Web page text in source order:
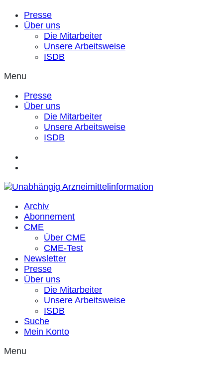
Presse
Über uns
Die Mitarbeiter
Unsere Arbeitsweise
ISDB
Menu
Presse
Über uns
Die Mitarbeiter
Unsere Arbeitsweise
ISDB
Archiv
Abonnement
CME
Über CME
CME-Test
Newsletter
Presse
Über uns
Die Mitarbeiter
Unsere Arbeitsweise
ISDB
Suche
Mein Konto
Menu